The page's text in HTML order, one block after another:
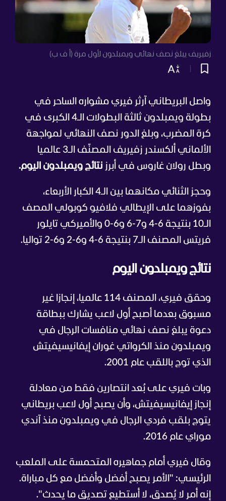
زفيريف يبلغ نصف نهائي ويمبلدون لأول مرة (أ ف ب)
واصل البريطاني آرثر فيري مشواره الساحر في
بطولة ويمبلدون ثالثة البطولات الـ4 الكبرى في
كرة المضرب، وبلغ الدور نصف النهائي لمواجهة
الألماني ألكسندر زفيريف المصنّف الـ3 عالميا
وبطل رولان غاروس في أبرز نتائج ويمبلدون اليوم.
وحجز الثنائي مكانهما بين الـ4 الكبار الأربعاء،
بفوزهما على الإيطالي فلافيو كوبولي المصف
الـ10 بنتيجة 6-4 و7-6 و6-0 والأميركي تايلور
فريتس المصنف الـ7 بنتيجة 6-4 و6-2 و6-2 تواليا.
نتائج ويمبلدون اليوم
وحقق فيري، المصنف 114 عالميا، إنجازا غير
مسبوق بعدما أصبح أول لاعب يشارك ببطاقة
دعوة يبلغ نصف نهائي منافسات الرجال في
ويمبلدون منذ الكرواتي غوران إيفانيسيفيتش
الذي توج باللقب عام 2001.
وبات فيري على بُعد انتصارين فقط من معادلة
إنجاز إيفانيسيفيتش، وأن يصبح أول لاعب بريطاني
يتوج بلقب فردي الرجال في ويمبلدون منذ آندي
موراي عام 2016.
وقال فيري أمام جماهيره المتحمسة على الملعب
الرئيسي: "الأمر يصبح أفضل وأفضل مع كل مباراة.
إنه أمر لا يُصدق، لا أستطيع تصديق ما يحدث".